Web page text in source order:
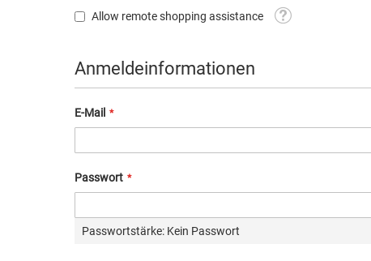
Allow remote shopping assistance Tooltip
Anmeldeinformationen
E-Mail
Passwort
Passwortstärke: Kein Passwort